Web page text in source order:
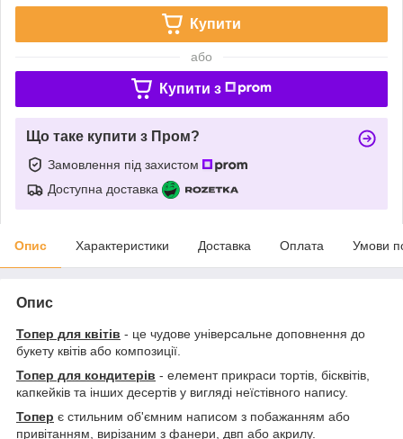
Купити
або
Купити з
Що таке купити з Пром?
Замовлення під захистом
Доступна доставка
Опис Характеристики Доставка Оплата Умови
Опис
Топер для квітів - це чудове універсальне доповнення до
букету квітів або композиції.
Топер для кондитерів - елемент прикраси тортів, бісквітів,
капкейків та інших десертів у вигляді неїстівного напису.
Топер є стильним об'ємним написом з побажанням або
привітанням, вирізаним з фанери, двп або акрилу.